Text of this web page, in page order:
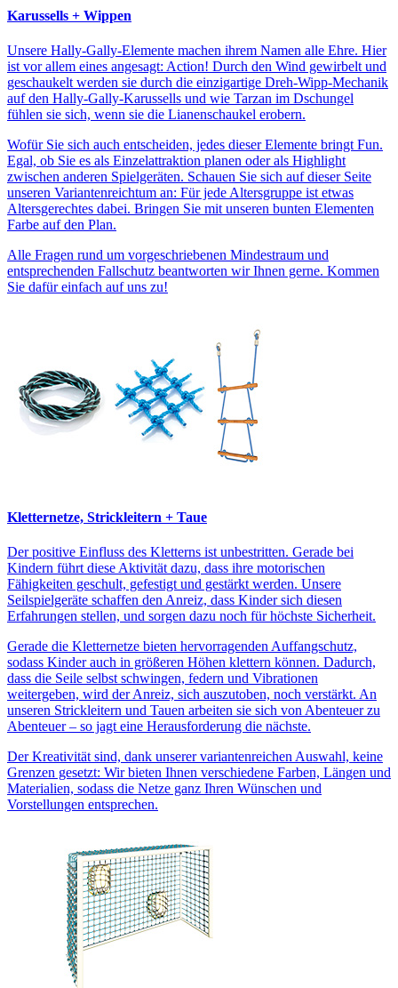
Karussells + Wippen
Unsere Hally-Gally-Elemente machen ihrem Namen alle Ehre. Hier
ist vor allem eines angesagt: Action! Durch den Wind gewirbelt und
geschaukelt werden sie durch die einzigartige Dreh-Wipp-Mechanik
auf den Hally-Gally-Karussells und wie Tarzan im Dschungel
fühlen sie sich, wenn sie die Lianenschaukel erobern.
Wofür Sie sich auch entscheiden, jedes dieser Elemente bringt Fun.
Egal, ob Sie es als Einzelattraktion planen oder als Highlight
zwischen anderen Spielgeräten. Schauen Sie sich auf dieser Seite
unseren Variantenreichtum an: Für jede Altersgruppe ist etwas
Altersgerechtes dabei. Bringen Sie mit unseren bunten Elementen
Farbe auf den Plan.
Alle Fragen rund um vorgeschriebenen Mindestraum und
entsprechenden Fallschutz beantworten wir Ihnen gerne. Kommen
Sie dafür einfach auf uns zu!
Kletternetze, Strickleitern + Taue
Der positive Einfluss des Kletterns ist unbestritten. Gerade bei
Kindern führt diese Aktivität dazu, dass ihre motorischen
Fähigkeiten geschult, gefestigt und gestärkt werden. Unsere
Seilspielgeräte schaffen den Anreiz, dass Kinder sich diesen
Erfahrungen stellen, und sorgen dazu noch für höchste Sicherheit.
Gerade die Kletternetze bieten hervorragenden Auffangschutz,
sodass Kinder auch in größeren Höhen klettern können. Dadurch,
dass die Seile selbst schwingen, federn und Vibrationen
weitergeben, wird der Anreiz, sich auszutoben, noch verstärkt. An
unseren Strickleitern und Tauen arbeiten sie sich von Abenteuer zu
Abenteuer – so jagt eine Herausforderung die nächste.
Der Kreativität sind, dank unserer variantenreichen Auswahl, keine
Grenzen gesetzt: Wir bieten Ihnen verschiedene Farben, Längen und
Materialien, sodass die Netze ganz Ihren Wünschen und
Vorstellungen entsprechen.